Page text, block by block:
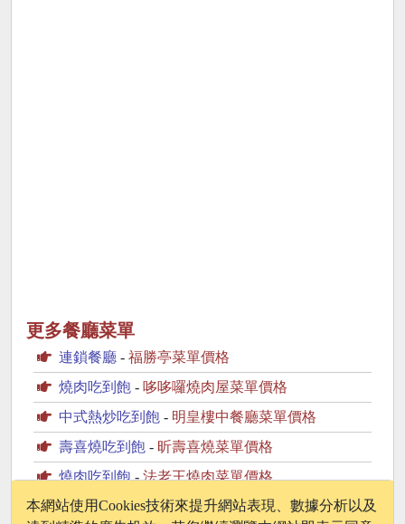
更多餐廳菜單
連鎖餐廳 - 福勝亭菜單價格
燒肉吃到飽 - 哆哆囉燒肉屋菜單價格
中式熱炒吃到飽 - 明皇樓中餐廳菜單價格
壽喜燒吃到飽 - 昕壽喜燒菜單價格
燒肉吃到飽-法老王燒肉菜單價格
Klook.com
本網站使用Cookies技術來提升網站表現、數據分析以及